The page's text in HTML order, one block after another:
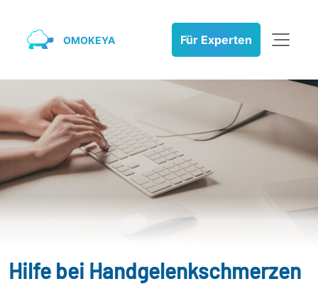
OMOKEYA Für Experten
Hilfe bei Handgelenkschmerzen